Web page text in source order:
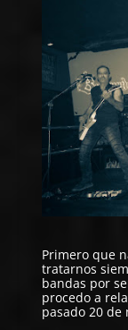
Primero que
tratarnos
bandas por
procedo a
pasado 20 de